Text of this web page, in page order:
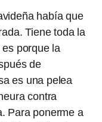
había que
Tiene toda la
porque la
de
es una pelea
contra
Para ponerme a